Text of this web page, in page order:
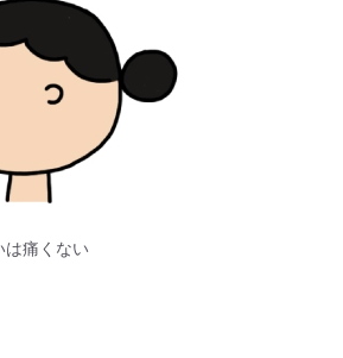
は痛くない